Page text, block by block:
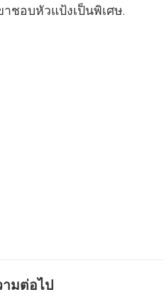
าชอบหัวแป้งเป็นพิเศษ.
มต่อไป